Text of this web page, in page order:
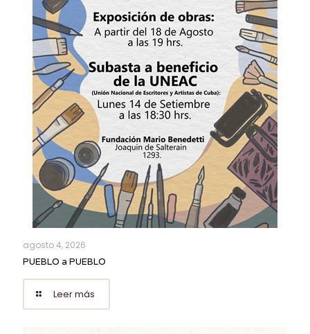
agosto 4, 2026
PUEBLO a PUEBLO
Leer más